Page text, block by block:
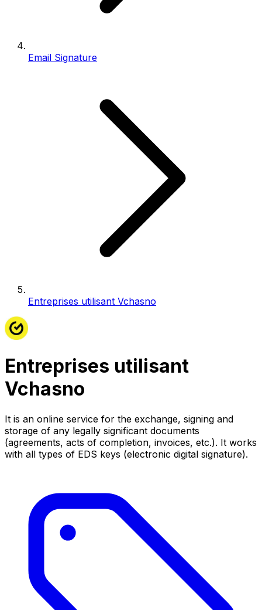
Email Signature
Entreprises utilisant Vchasno
Entreprises utilisant
Vchasno
It is an online service for the exchange, signing and
storage of any legally significant documents
(agreements, acts of completion, invoices, etc.). It works
with all types of EDS keys (electronic digital signature).